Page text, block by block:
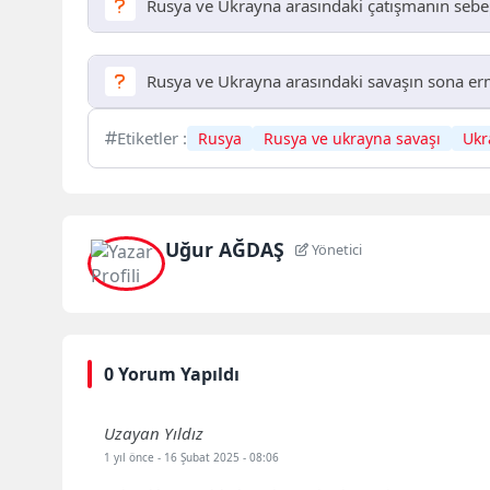
Rusya ve Ukrayna arasındaki çatışmanın
Rusya ve Ukrayna arasındaki çatışmanın temel
jeostratejik çıkarlar ve Rusya’nın Ukrayna’nın
almaktadır.
Rusya ve Ukrayna arasındaki savaşın sona
Rusya ve Ukrayna arasındaki savaşın sona
arasında yapıcı diyalogun güçlendirilmesi gibi
Etiketler : Rusya Rusya ve ukrayna savaşı
Uğur AĞDAŞ Yönetici
0 Yorum Yapıldı
Uzayan Yıldız
1 yıl önce- 16 Şubat 2025 - 08:06